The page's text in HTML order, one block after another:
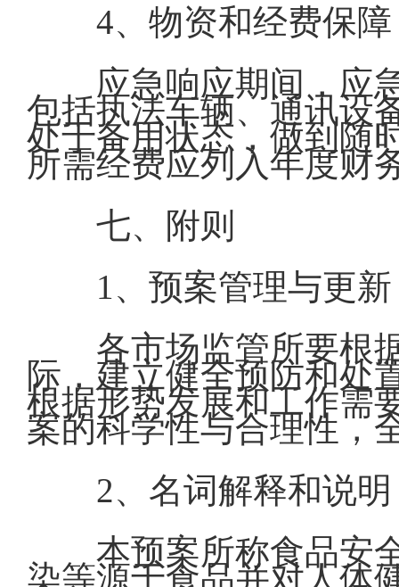
4、物资和经费保障
应急响应期间，应
包括执法车辆、通讯设
处于备用状态，做到随
所需经费应列入年度财
七、附则
1、预案管理与更新
各市场监管所要根
际，建立健全预防和处
根据形势发展和工作需
案的科学性与合理性，
2、名词解释和说明
本预案所称食品安
染等源于食品并对人体